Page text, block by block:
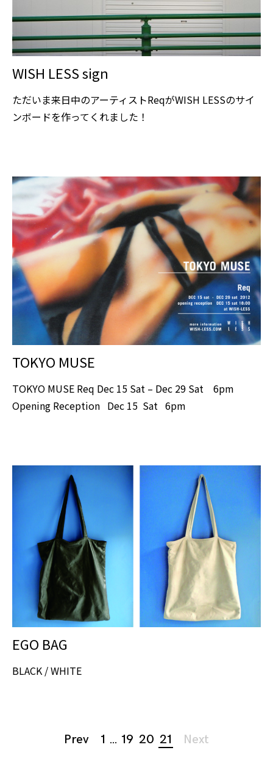
WISH LESS sign
ただいま来日中のアーティストReqがWISH LESSのサイ
ンボードを作ってくれました！
TOKYO MUSE
TOKYO MUSE Req Dec 15 Sat – Dec 29 Sat 6pm
Opening Reception Dec 15 Sat 6pm
EGO BAG
BLACK / WHITE
Prev 1 … 19 20 21 Next